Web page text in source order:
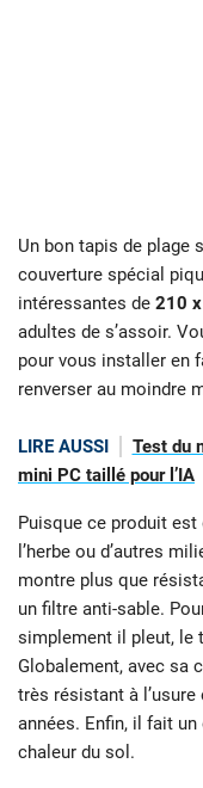
Un bon tapis de plage
couverture spécial
intéressantes de 210
adultes de s’assoir.
pour vous installer en
renverser au moindre
LIRE AUSSI
Test du
mini PC taillé pour l’IA
Puisque ce produit
l’herbe ou d’autres
montre plus que
un filtre anti-sable.
simplement il pleut, le
Globalement, avec sa
très résistant à
années. Enfin, il fait
chaleur du sol.